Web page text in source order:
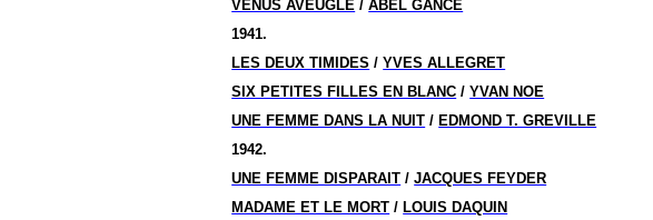
VENUS AVEUGLE /ABEL GANCE
1941.
LES DEUX TIMIDES /YVES ALLEGRET
SIX PETITES FILLES EN BLANC /YVAN NOE
UNE FEMME DANS LA NUIT / EDMOND T. GREVILLE
1942.
UNE FEMME DISPARAIT /JACQUES FEYDER
MADAME ET LE MORT / LOUIS DAQUIN